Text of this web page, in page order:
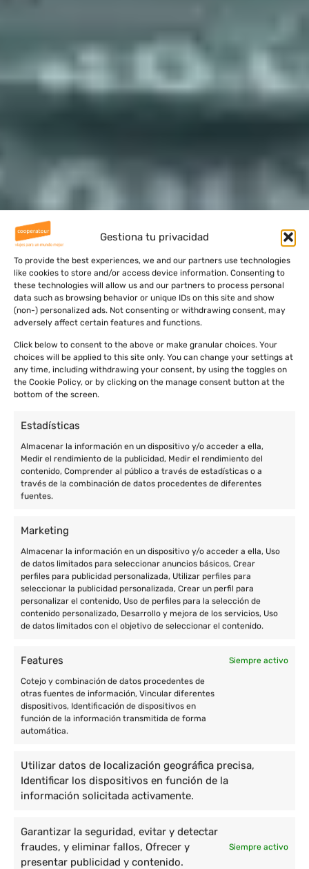
Gestiona tu privacidad
To provide the best experiences, we and our partners use technologies
like cookies to store and/or access device information. Consenting to
these technologies will allow us and our partners to process personal
data such as browsing behavior or unique IDs on this site and show
(non-) personalized ads. Not consenting or withdrawing consent, may
adversely affect certain features and functions.
Click below to consent to the above or make granular choices. Your
choices will be applied to this site only. You can change your settings at
any time, including withdrawing your consent, by using the toggles on
the Cookie Policy, or by clicking on the manage consent button at the
bottom of the screen.
Estadísticas
Almacenar la información en un dispositivo y/o acceder a ella,
Medir el rendimiento de la publicidad, Medir el rendimiento del
contenido, Comprender al público a través de estadísticas o a
través de la combinación de datos procedentes de diferentes
fuentes.
Marketing
Almacenar la información en un dispositivo y/o acceder a ella, Uso
de datos limitados para seleccionar anuncios básicos, Crear
perfiles para publicidad personalizada, Utilizar perfiles para
seleccionar la publicidad personalizada, Crear un perfil para
personalizar el contenido, Uso de perfiles para la selección de
contenido personalizado, Desarrollo y mejora de los servicios, Uso
de datos limitados con el objetivo de seleccionar el contenido.
Features Siempre activo
Cotejo y combinación de datos procedentes de
otras fuentes de información, Vincular diferentes
dispositivos, Identificación de dispositivos en
función de la información transmitida de forma
automática.
Utilizar datos de localización geográfica precisa,
Identificar los dispositivos en función de la
información solicitada activamente.
Garantizar la seguridad, evitar y detectar
fraudes, y eliminar fallos, Ofrecer y
presentar publicidad y contenido.
Siempre activo